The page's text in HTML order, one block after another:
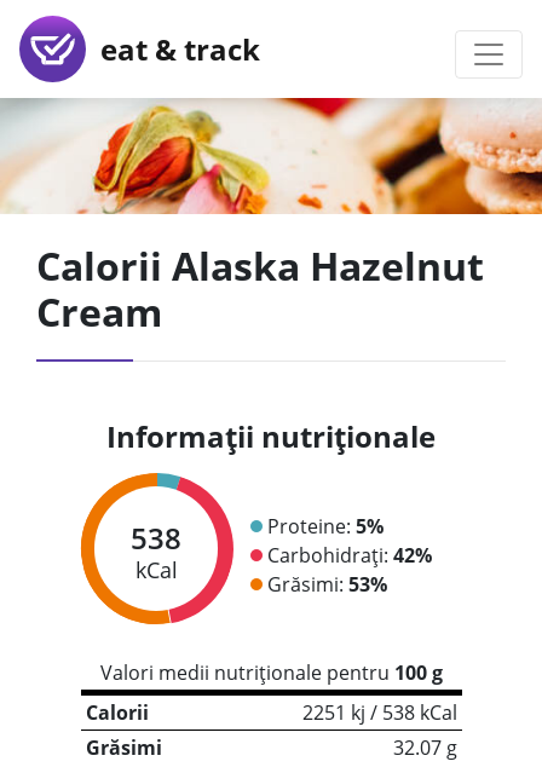
eat & track
Calorii Alaska Hazelnut
Cream
Informații nutriționale
538
kCal
Proteine: 5%
Carbohidrați: 42%
Grăsimi: 53%
Valori medii nutriționale pentru 100 g
Calorii
2251 kj / 538 kCal
Grăsimi
32.07 g